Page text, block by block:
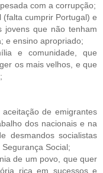
com a corrupção;
cumprir Portugal) e
jovens que não tenham
e ensino apropriado;
e comunidade, que
os mais velhos, e que
de emigrantes
dos nacionais e na
desmandos socialistas
Social;
de um povo, que quer
rica em sucessos e